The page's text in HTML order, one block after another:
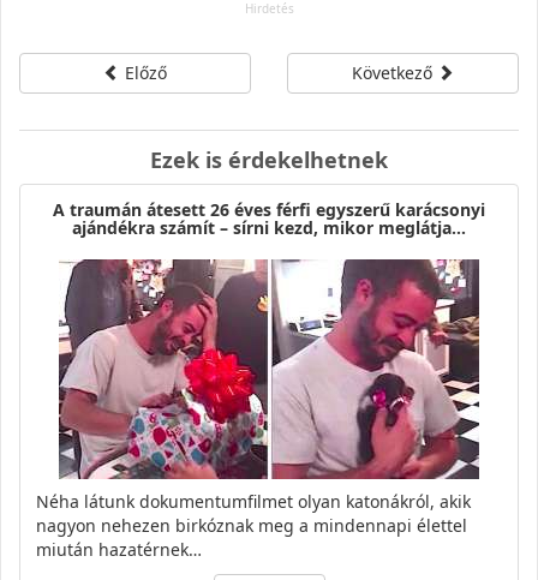
Előző Következő
Ezek is érdekelhetnek
A traumán átesett 26 éves férfi egyszerű karácsonyi
ajándékra számít – sírni kezd, mikor meglátja…
Néha látunk dokumentumfilmet olyan katonákról, akik
nagyon nehezen birkóznak meg a mindennapi élettel
miután hazatérnek…